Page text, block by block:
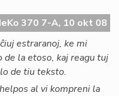
370 7-A, 10 okt 08
estraranoj, ke mi
la etoso, kaj reagu tuj
de tiu teksto.
al vi kompreni la